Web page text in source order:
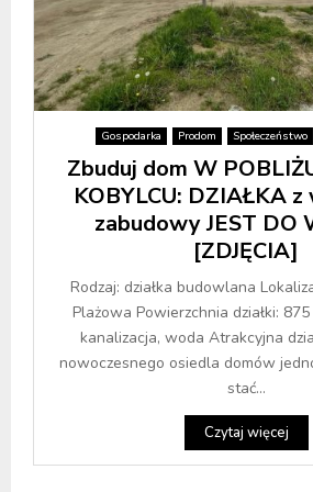
Gospodarka Prodom Społeczeństwo
Zbuduj dom W
KOBYLCU: DZIAŁKA z
zabudowy JEST DO
[ZDJĘCIA]
Rodzaj: działka budowlana
Plażowa Powierzchnia działki: 875
kanalizacja, woda Atrakcyjna
nowoczesnego osiedla domów
stać...
Czytaj więcej